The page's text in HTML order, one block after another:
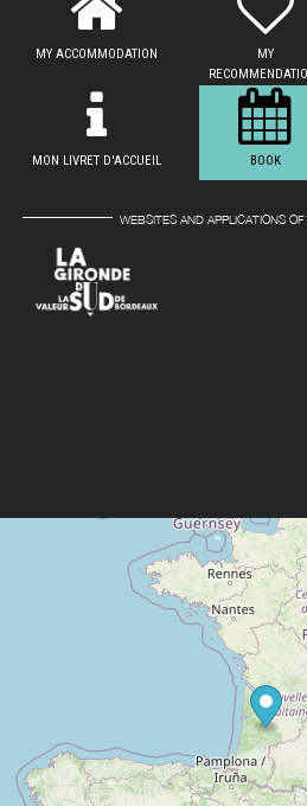
MY ACCOMMODATION
MY
MON LIVRET D'ACCUEIL BOOK
WEBSITES AND APPLICATIONS